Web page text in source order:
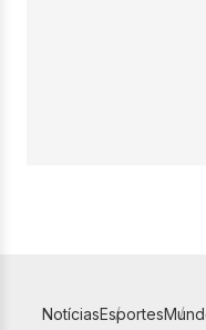
NotíciasEsportes